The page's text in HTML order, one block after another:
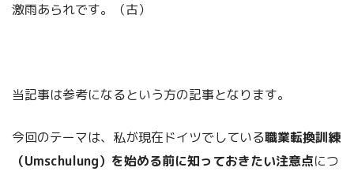
激雨あられです。（古）
当記事は参考になるという方の記事となります。
今回のテーマは、私が現在ドイツでしている職業転換訓練
（Umschulung）を始める前に知っておきたい注意点につ